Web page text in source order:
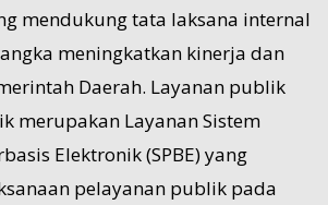
mendukung tata laksana internal
meningkatkan kinerja dan
Daerah. Layanan publik
merupakan Layanan Sistem
Elektronik (SPBE) yang
pelayanan publik pada